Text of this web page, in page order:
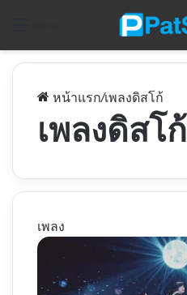
หน้าแรก/เพลงดิสโก้
เพลงดิสโก้
เพลง